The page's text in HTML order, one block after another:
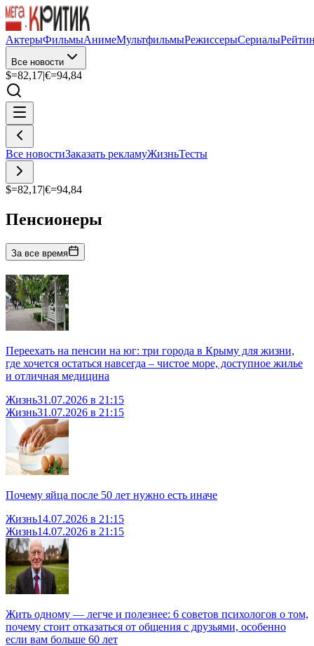
АктерыФильмыАнимеМультфильмыРежиссерыСериалы
Все новости
$=82,17|€=94,84
Все новостиЗаказать рекламуЖизньТесты
$=82,17|€=94,84
Пенсионеры
За все время
Переехать на пенсии на юг: три города в Крыму для жизни,
где хочется остаться навсегда – чистое море, доступное жилье
и отличная медицина
Жизнь31.07.2026 в 21:15
Жизнь31.07.2026 в 21:15
Почему яйца после 50 лет нужно есть иначе
Жизнь14.07.2026 в 21:15
Жизнь14.07.2026 в 21:15
Жить одному — легче и полезнее: 6 советов психологов о том,
почему стоит отказаться от общения с друзьями, особенно
если вам больше 60 лет